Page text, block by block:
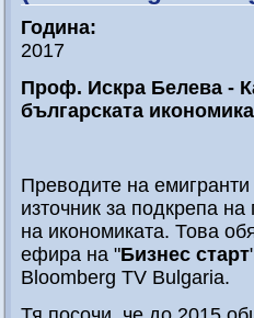
Година:
2017
Проф. Искра Белева -
българската
Преводите на
източник за подкрепа
на икономиката. Това
ефира на "Бизнес старт
Bloomberg TV Bulgaria.